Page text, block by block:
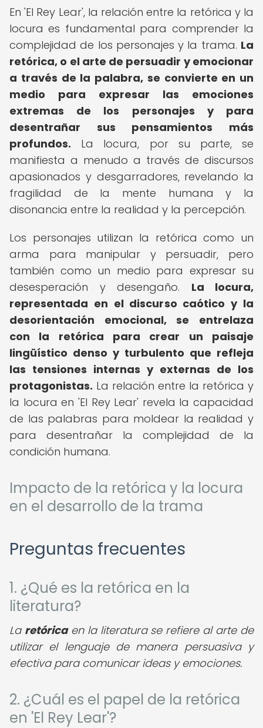
En 'El Rey Lear', la relación entre la retórica y la
locura es fundamental para comprender la
complejidad de los personajes y la trama. La
retórica, o el arte de persuadir y emocionar
a través de la palabra, se convierte en un
medio para expresar las emociones
extremas de los personajes y para
desentrañar sus pensamientos más
profundos. La locura, por su parte, se
manifiesta a menudo a través de discursos
apasionados y desgarradores, revelando la
fragilidad de la mente humana y la
disonancia entre la realidad y la percepción.
Los personajes utilizan la retórica como un
arma para manipular y persuadir, pero
también como un medio para expresar su
desesperación y desengaño. La locura,
representada en el discurso caótico y la
desorientación emocional, se entrelaza
con la retórica para crear un paisaje
lingüístico denso y turbulento que refleja
las tensiones internas y externas de los
protagonistas. La relación entre la retórica y
la locura en 'El Rey Lear' revela la capacidad
de las palabras para moldear la realidad y
para desentrañar la complejidad de la
condición humana.
Impacto de la retórica y la locura
en el desarrollo de la trama
Preguntas frecuentes
1. ¿Qué es la retórica en la
literatura?
La retóricaen la literatura se refiere al arte de
utilizar el lenguaje de manera persuasiva y
efectiva para comunicar ideas y emociones.
2. ¿Cuál es el papel de la retórica
en 'El Rey Lear'?